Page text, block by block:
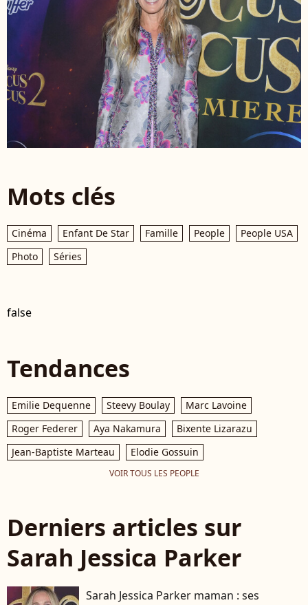
Mots clés
Cinéma Enfant De Star Famille People
People USA
Photo
Séries
false
Tendances
Emilie Dequenne Steevy Boulay
Marc Lavoine
Roger Federer
Aya Nakamura
Bixente Lizarazu
Jean-Baptiste Marteau
Elodie Gossuin
VOIR TOUS LES PEOPLE
Derniers articles sur
Sarah Jessica Parker
Sarah Jessica Parker maman : ses